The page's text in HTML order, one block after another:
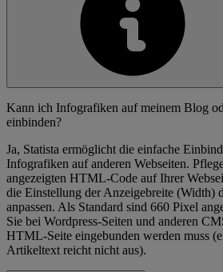
Kann ich Infografiken auf meinem Blog
einbinden?
Ja, Statista ermöglicht die einfache
Infografiken auf anderen Webseiten.
angezeigten HTML-Code auf Ihrer
die Einstellung der Anzeigebreite (Width)
anpassen. Als Standard sind 660 Pixel
Sie bei Wordpress-Seiten und anderen
HTML-Seite eingebunden werden muss
Artikeltext reicht nicht aus).